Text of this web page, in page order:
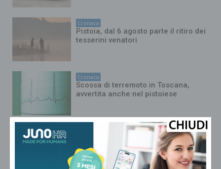
Cronaca
Pistoia, dal 6 agosto parte il ritiro dei
tesserini venatori
Cronaca
Scossa di terremoto in Toscana,
avvertita anche nel pistoiese
Pistoia, guasto al Padiglione
Emodialisi: disposto un piano
straordinario